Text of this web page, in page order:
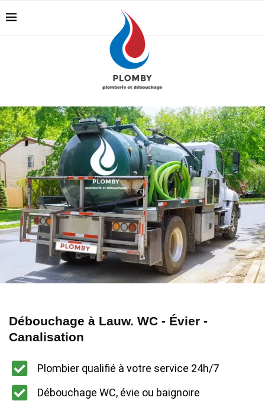
Débouchage à Lauw. WC - Évier -
Canalisation
Plombier qualifié à votre service 24h/7
Débouchage WC, évie ou baignoire